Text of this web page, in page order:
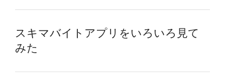
スキマバイトアプリをいろいろ見て
みた